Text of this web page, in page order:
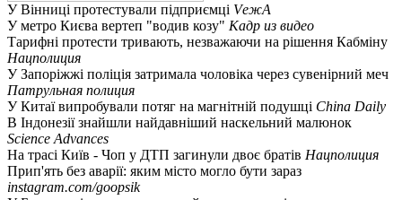
У Вінниці протестували підприємці VежА
У метро Києва вертеп "водив козу" Кадр из видео
Тарифні протести тривають, незважаючи на рішення Кабміну
Нацполиция
У Запоріжжі поліція затримала чоловіка через сувенірний меч
Патрульная полиция
У Китаї випробували потяг на магнітній подушці China Daily
В Індонезії знайшли найдавніший наскельний малюнок
Science Advances
На трасі Київ - Чоп у ДТП загинули двоє братів Нацполиция
Прип'ять без аварії: яким місто могло бути зараз
instagram.com/goopsik